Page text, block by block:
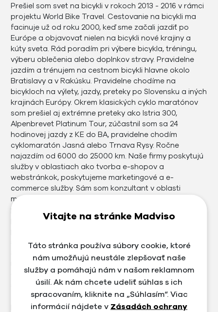
Prešiel som svet na bicykli v rokoch 2013 - 2016 v rámci
projektu World Bike Travel. Cestovanie na bicykli ma
facinuje už od roku 2000, keď sme začali jazdiť po
Európe a objavovať nielen na bicykli nové krajiny a
kúty sveta. Rád poradím pri výbere bicykla, tréningu,
výberu oblečenia alebo doplnkov stravy. Pravidelne
jazdím a trénujem na cestnom bicykli hlavne okolo
Bratislavy a v Rakúsku. Pravidelne chodíme na
bicykloch na výlety, jazdy, preteky po Slovensku a iných
krajinách Európy. Okrem klasických cyklo maratónov
som prešiel aj extrémne preteky ako Istria 300,
Alpenbrevet Platinum Tour, zúčastnil som sa 24
hodinovej jazdy z KE do BA, pravidelne chodím
cyklomaratón Jasná alebo Trnava Rysy. Ročne
najazdím od 6000 do 25000 km. Naše firmy poskytujú
služby v oblastiach ako tvorba e-shopov a
webstránkok, poskytujeme marketingové a e-
commerce služby. Sám som konzultant v oblasti
marketingu, e-commerce a pre web, kde okrem
poradenstva, školení riešim aktívne aj zlepšovanie
procesu, audity, analýzy, budgeting a riadenie
skúseností. Od roku 2002 sa venujem profesionálne IT,
školeniam, online, tvorbe webstránok, SEO a
marketingu od roku 2007. Založil som marketingovú
agentúru Madviso, e-shop platformu Midasto a e-
shop a predajňu so zameraním na cyklo a outdoor
Trenujeme. Rád spolupracujem na zaujímavých
projektoch a rozvíjam ich.
Vitajte na stránke Madviso
Táto stránka používa súbory cookie, ktoré
nám umožňujú neustále zlepšovať naše
služby a pomáhajú nám v našom reklamnom
úsilí. Ak nám chcete udeliť súhlas s ich
spracovaním, kliknite na „Súhlasím“. Viac
informácií nájdete v Zásadách ochrany